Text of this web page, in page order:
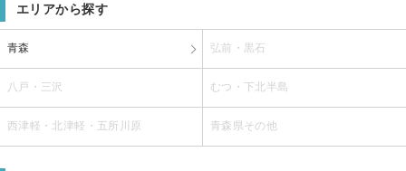
エリアから探す
青森 弘前・黒石
八戸・三沢 むつ・下北半島
西津軽・北津軽・五所川原 青森県その他